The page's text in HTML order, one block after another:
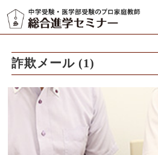
セミナーからのお知
詐欺メール (1)